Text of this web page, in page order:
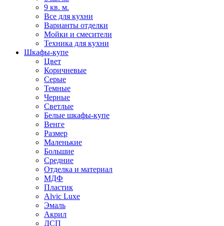
9 кв. м.
Все для кухни
Варианты отделки
Мойки и смесители
Техника для кухни
Шкафы-купе
Цвет
Коричневые
Серые
Темные
Черные
Светлые
Белые шкафы-купе
Венге
Размер
Маленькие
Большие
Средние
Отделка и материал
МДФ
Пластик
Alvic Luxe
Эмаль
Акрил
ДСП